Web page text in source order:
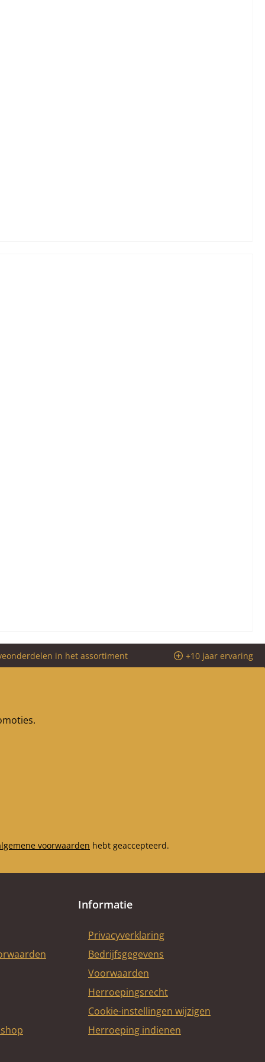
in het assortiment +10 jaar ervaring
voorwaarden hebt geaccepteerd.
Informatie
Privacyverklaring
Bedrijfsgegevens
Voorwaarden
Herroepingsrecht
Cookie-instellingen wijzigen
Herroeping indienen